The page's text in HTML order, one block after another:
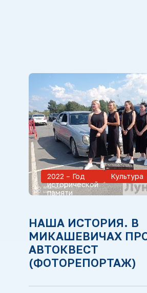
2022 – Год
исторической
памяти
Культура
НАША ИСТОРИЯ. В
МИКАШЕВИЧАХ
АВТОКВЕСТ
(ФОТОРЕПОРТАЖ)